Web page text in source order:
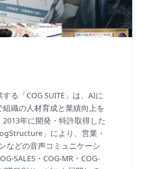
る「COG SUITE」は、AIに
織の人材育成と業績向上を
年に開発・特許取得した
」により、営業・
などの音声コミュニケーシ
SALES・COG-MR・COG-